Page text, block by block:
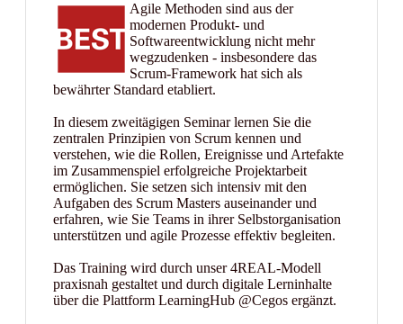
Agile Methoden sind aus der
modernen Produkt- und
Softwareentwicklung nicht mehr
wegzudenken - insbesondere das
Scrum-Framework hat sich als
bewährter Standard etabliert.
In diesem zweitägigen Seminar lernen Sie die
zentralen Prinzipien von Scrum kennen und
verstehen, wie die Rollen, Ereignisse und Artefakte
im Zusammenspiel erfolgreiche Projektarbeit
ermöglichen. Sie setzen sich intensiv mit den
Aufgaben des Scrum Masters auseinander und
erfahren, wie Sie Teams in ihrer Selbstorganisation
unterstützen und agile Prozesse effektiv begleiten.
Das Training wird durch unser 4REAL-Modell
praxisnah gestaltet und durch digitale Lerninhalte
über die Plattform LearningHub @Cegos ergänzt.